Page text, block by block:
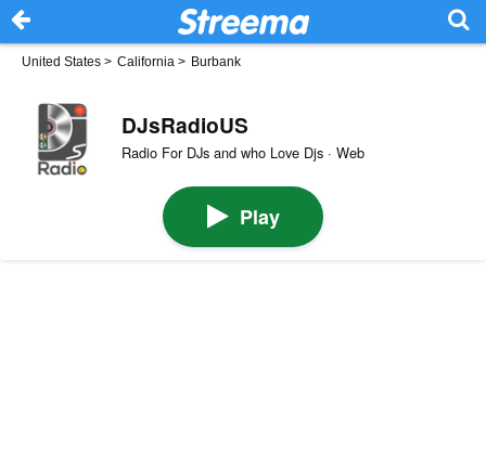
United States > California > Burbank
DJsRadioUS
Radio For DJs and who Love Djs · Web
Play